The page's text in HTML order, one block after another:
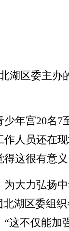
湖区委主
年宫20名
人员还在
这很有意
为大力弘扬
北湖区委组
这不仅能